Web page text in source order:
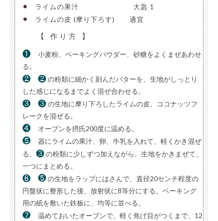
• ライムの果汁 大匙 1
• ライムの皮 (摩り下ろす) 適宜
【 作り方 】
❶
小麦粉、ベーキングパウダー、砂糖をよくまぜあわせ
る。
❷ ❷の粉類に細かく刻んだバターを、生地がしっとり
した感じになるまでよく混ぜ合わせる。
❸ ❸の生地に摩り下ろしたライムの皮、ココナッツフ
レークを混ぜる。
❹ オーブンを摂氏200度に温める。
❺
器にライムの果汁、卵、牛乳を入れて、軽くかき混ぜ
る。 ❸の粉類に少しずつ加えながら、生地をかきまぜて、
一つにまとめる。
❻ ❺の生地をラップにはさんで、直径20センチ程度の
円盤状に整形した後、放射状に8等分にする。ベーキング
用の紙を敷いた鉄板に、均等に並べる。
❼
温めておいたオーブンで、軽く焦げ目がつくまで、12